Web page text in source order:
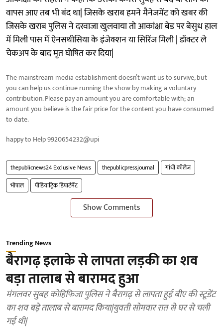
वापस आए तब भी बंद था| जिसके खराब हमने मैनेजमेंट को खबर की
जिसके खराब पुलिस ने दरवाजा खुलवाया तो आकांक्षा बेड पर बेसुध हाल
में मिली पास में ऐनसथीसिया के इंजेक्शन या सिरिंज मिली | डॉक्टर ले
चेकअप के बाद मृत घोषित कर दिया|
The mainstream media establishment doesn’t want us to survive, but
you can help us continue running the show by making a voluntary
contribution. Please pay an amount you are comfortable with; an
amount you believe is the fair price for the content you have consumed
to date.
happy to Help 9920654232@upi
thepublicnews24 Exclusive News thepublicpressjournal
गांधी कॉलेज
भोपाल
पीडियाट्रिक डिपार्टमेंट
Show Comments
Trending News
बैरागढ़ इलाके से लापता लड़की का शव
बड़ा तालाब से बारामद हुआ
मंगलवर सुबह कोहिफिजा पुलिस ने बैरागढ़ से लापता हुई बीए की स्टूडेंट
का शव बड़े तालाब से बारामद किया|युवती सोमवार रात से घर से चली
गई थी|